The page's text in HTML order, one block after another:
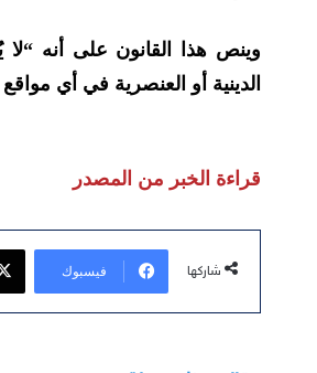
وينص هذا القانون على أنه
الدينية أو العنصرية في أي
قراءة الخبر من المصدر
شاركها فيسبوك